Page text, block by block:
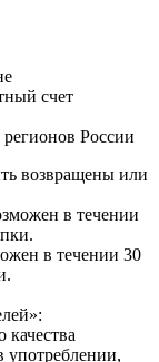
счет
России
возвращены или
в течении
в течении 30
качества
употреблении,